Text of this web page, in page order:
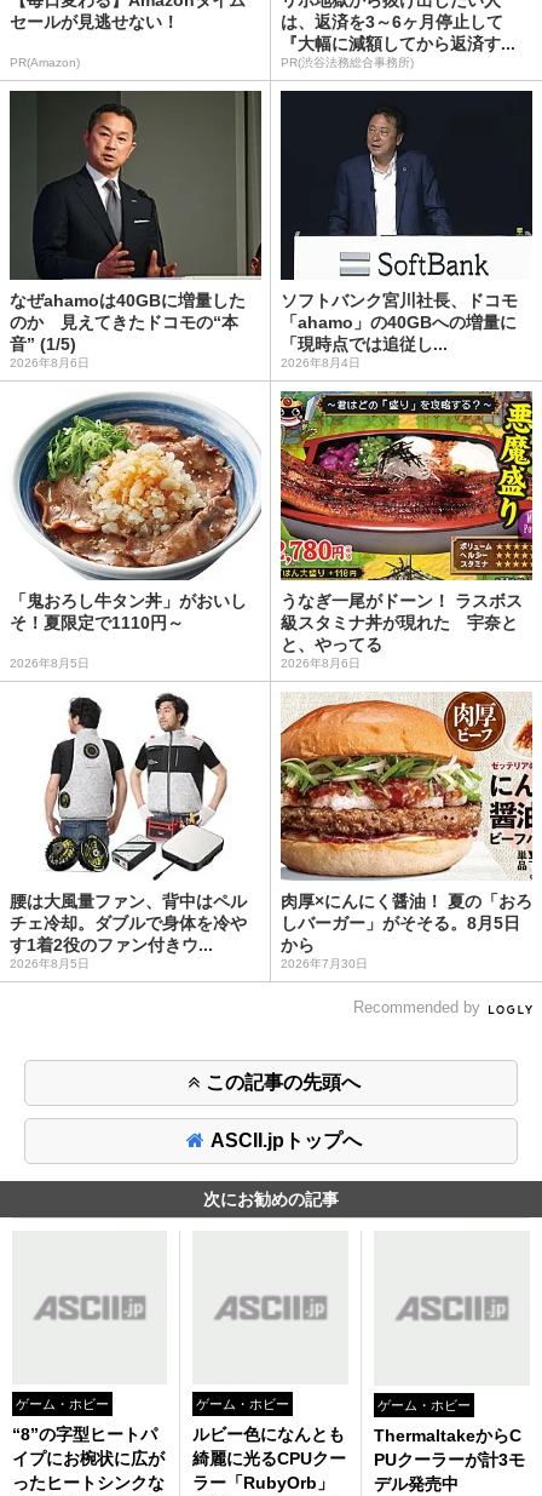
セールが見逃せない！
PR(Amazon)
は、返済を3～6ヶ月停止して
『大幅に減額してから返済す...
PR(渋谷法務総合事務所)
なぜahamoは40GBに増量した
のか 見えてきたドコモの“本
音” (1/5)
2026年8月6日
ソフトバンク宮川社長、ドコモ
「ahamo」の40GBへの増量に
「現時点では追従し...
2026年8月4日
「鬼おろし牛タン丼」がおいし
そ！夏限定で1110円～
2026年8月5日
うなぎ一尾がドーン！ ラスボス
級スタミナ丼が現れた 宇奈と
と、やってる
2026年8月6日
腰は大風量ファン、背中はペル
チェ冷却。ダブルで身体を冷や
す1着2役のファン付きウ...
2026年8月5日
肉厚×にんにく醤油！ 夏の「おろ
しバーガー」がそそる。8月5日
から
2026年7月30日
Recommended by
この記事の先頭へ
ASCII.jpトップへ
次にお勧めの記事
ゲーム・ホビー
“8”の字型ヒートパ
イプにお椀状に広が
ったヒートシンクな
ゲーム・ホビー
ルビー色になんとも
綺麗に光るCPUクー
ラー「RubyOrb」
ゲーム・ホビー
ThermaltakeからC
PUクーラーが計3モ
デル発売中